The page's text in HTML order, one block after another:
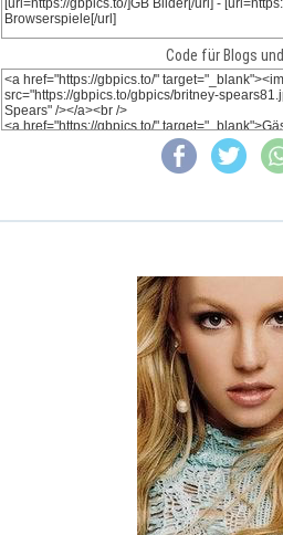
Code für Blogs und